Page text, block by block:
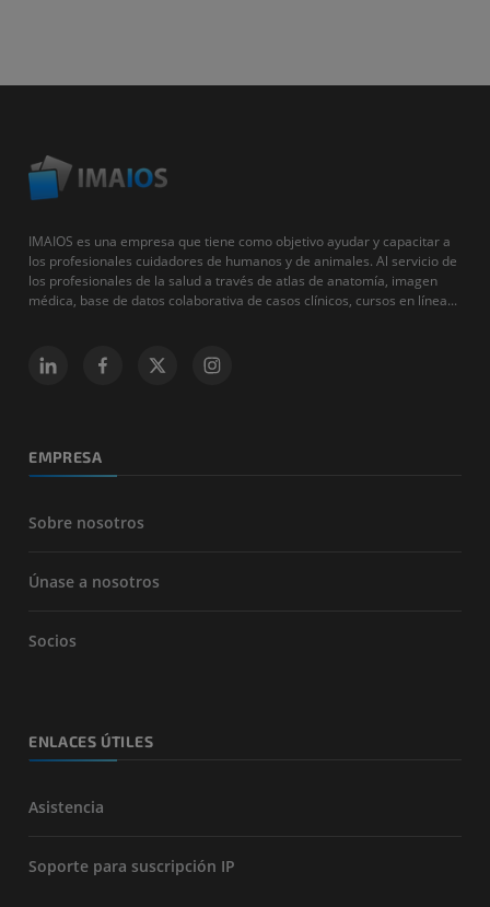
IMAIOS es una empresa que tiene como objetivo ayudar y capacitar a
los profesionales cuidadores de humanos y de animales. Al servicio de
los profesionales de la salud a través de atlas de anatomía, imagen
médica, base de datos colaborativa de casos clínicos, cursos en línea...
EMPRESA
Sobre nosotros
Únase a nosotros
Socios
ENLACES ÚTILES
Asistencia
Soporte para suscripción IP